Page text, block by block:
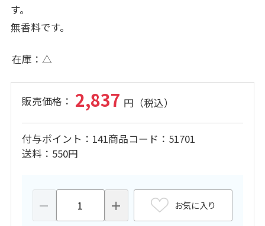
す。
無香料です。
在庫 △
2,837
付与ポイント 141商品コード
51701
送料
550円
お気に入り